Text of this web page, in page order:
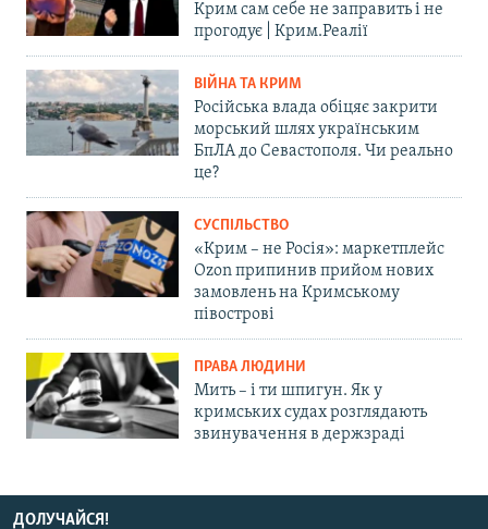
Крим сам себе не заправить і не
прогодує | Крим.Реалії
ВІЙНА ТА КРИМ
Російська влада обіцяє закрити
морський шлях українським
БпЛА до Севастополя. Чи реально
це?
СУСПІЛЬСТВО
«Крим – не Росія»: маркетплейс
Ozon припинив прийом нових
замовлень на Кримському
півострові
ПРАВА ЛЮДИНИ
Мить – і ти шпигун. Як у
кримських судах розглядають
звинувачення в держзраді
ДОЛУЧАЙСЯ!